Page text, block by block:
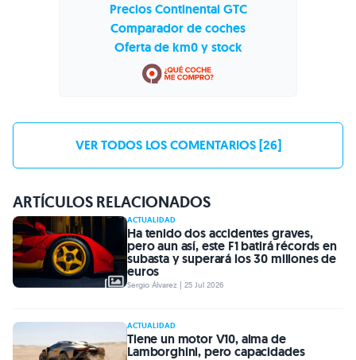
Precios Continental GTC
Comparador de coches
Oferta de km0 y stock
VER TODOS LOS COMENTARIOS [26]
ARTÍCULOS RELACIONADOS
ACTUALIDAD
Ha tenido dos accidentes graves,
pero aun así, este F1 batirá récords en
subasta y superará los 30 millones de
euros
Sergio Álvarez | 25 Jul 2026
ACTUALIDAD
Tiene un motor V10, alma de
Lamborghini, pero capacidades